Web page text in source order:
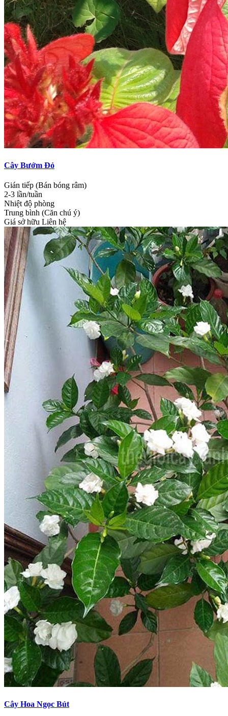
Cây Bướm Đỏ
Gián tiếp (Bán bóng râm)
2-3 lần/tuần
Nhiệt độ phòng
Trung bình (Căn chú ý)
Giá sở hữu Liên hệ
Cây Hoa Ngọc Bút